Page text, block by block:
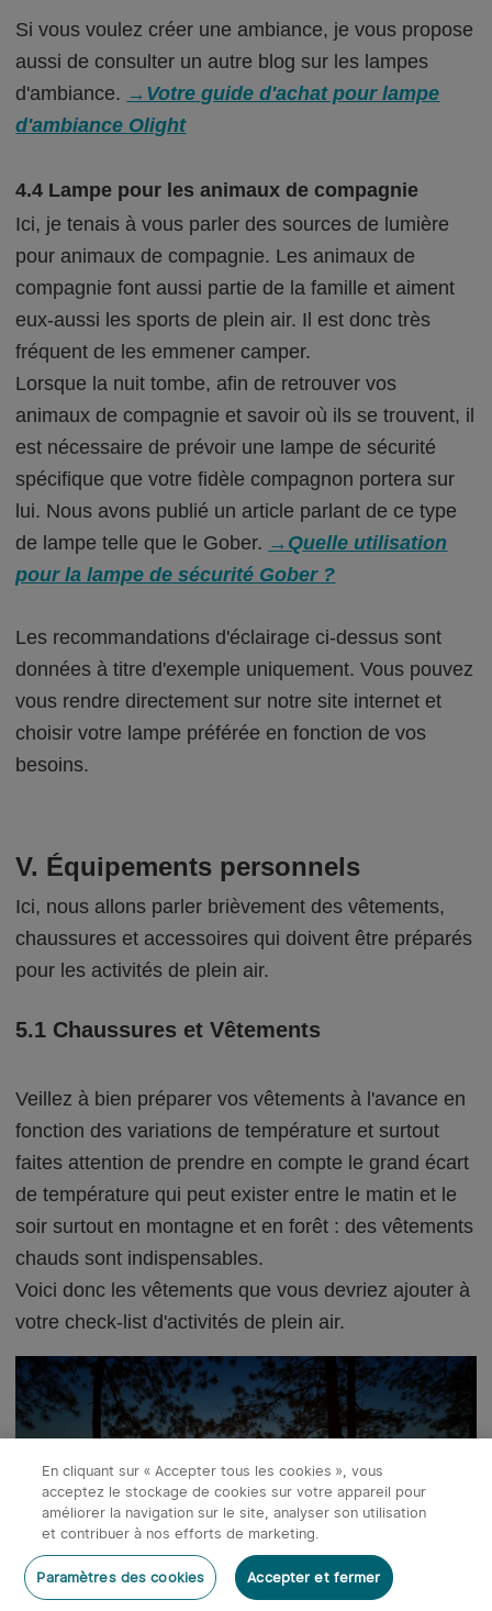
Si vous voulez créer une ambiance, je vous propose
aussi de consulter un autre blog sur les lampes
d'ambiance. →Votre guide d'achat pour lampe
d'ambiance Olight
4.4 Lampe pour les animaux de compagnie
Ici, je tenais à vous parler des sources de lumière
pour animaux de compagnie. Les animaux de
compagnie font aussi partie de la famille et aiment
eux-aussi les sports de plein air. Il est donc très
fréquent de les emmener camper.
Lorsque la nuit tombe, afin de retrouver vos
animaux de compagnie et savoir où ils se trouvent, il
est nécessaire de prévoir une lampe de sécurité
spécifique que votre fidèle compagnon portera sur
lui. Nous avons publié un article parlant de ce type
de lampe telle que le Gober. →Quelle utilisation
pour la lampe de sécurité Gober ?
Les recommandations d'éclairage ci-dessus sont
données à titre d'exemple uniquement. Vous pouvez
vous rendre directement sur notre site internet et
choisir votre lampe préférée en fonction de vos
besoins.
V. Équipements personnels
Ici, nous allons parler brièvement des vêtements,
chaussures et accessoires qui doivent être préparés
pour les activités de plein air.
5.1 Chaussures et Vêtements
Veillez à bien préparer vos vêtements à l'avance en
fonction des variations de température et surtout
faites attention de prendre en compte le grand écart
de température qui peut exister entre le matin et le
soir surtout en montagne et en forêt : des vêtements
chauds sont indispensables.
Voici donc les vêtements que vous devriez ajouter à
votre check-list d'activités de plein air.
Rédiger un commentaire
En cliquant sur « Accepter tous les cookies », vous
acceptez le stockage de cookies sur votre appareil pour
améliorer la navigation sur le site, analyser son utilisation
et contribuer à nos efforts de marketing.
Paramètres des cookies Accepter et fermer